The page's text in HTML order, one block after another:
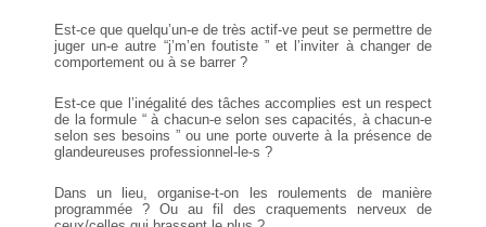
Est-ce que quelqu’un-e de très actif-ve peut se permettre de
juger un-e autre “j’m’en foutiste ” et l’inviter à changer de
comportement ou à se barrer ?
Est-ce que l’inégalité des tâches accomplies est un respect
de la formule “ à chacun-e selon ses capacités, à chacun-e
selon ses besoins ” ou une porte ouverte à la présence de
glandeureuses professionnel-le-s ?
Dans un lieu, organise-t-on les roulements de manière
programmée ? Ou au fil des craquements nerveux de